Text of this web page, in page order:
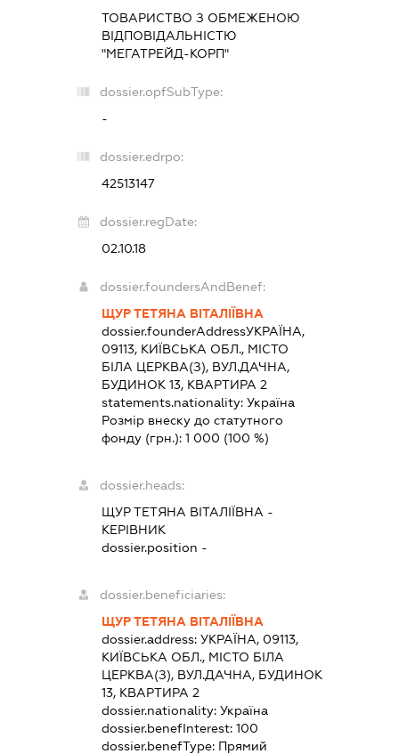
ТОВАРИСТВО З ОБМЕЖЕНОЮ
ВІДПОВІДАЛЬНІСТЮ
"МЕГАТРЕЙД-КОРП"
dossier.opfSubType:
-
dossier.edrpo:
42513147
dossier.regDate:
02.10.18
dossier.foundersAndBenef:
ЩУР ТЕТЯНА ВІТАЛІЇВНА
dossier.founderAddressУКРАЇНА,
09113, КИЇВСЬКА ОБЛ., МІСТО
БІЛА ЦЕРКВА(З), ВУЛ.ДАЧНА,
БУДИНОК 13, КВАРТИРА 2
statements.nationality: Україна
Розмір внеску до статутного
фонду (грн.): 1 000 (100 %)
dossier.heads:
ЩУР ТЕТЯНА ВІТАЛІЇВНА -
КЕРІВНИК
dossier.position -
dossier.beneficiaries:
ЩУР ТЕТЯНА ВІТАЛІЇВНА
dossier.address: УКРАЇНА, 09113,
КИЇВСЬКА ОБЛ., МІСТО БІЛА
ЦЕРКВА(З), ВУЛ.ДАЧНА, БУДИНОК
13, КВАРТИРА 2
dossier.nationality: Україна
dossier.benefInterest: 100
dossier.benefType: Прямий